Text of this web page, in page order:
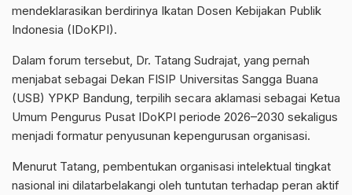
mendeklarasikan berdirinya Ikatan Dosen Kebijakan Publik
Indonesia (IDoKPI).
Dalam forum tersebut, Dr. Tatang Sudrajat, yang pernah
menjabat sebagai Dekan FISIP Universitas Sangga Buana
(USB) YPKP Bandung, terpilih secara aklamasi sebagai Ketua
Umum Pengurus Pusat IDoKPI periode 2026–2030 sekaligus
menjadi formatur penyusunan kepengurusan organisasi.
Menurut Tatang, pembentukan organisasi intelektual tingkat
nasional ini dilatarbelakangi oleh tuntutan terhadap peran aktif